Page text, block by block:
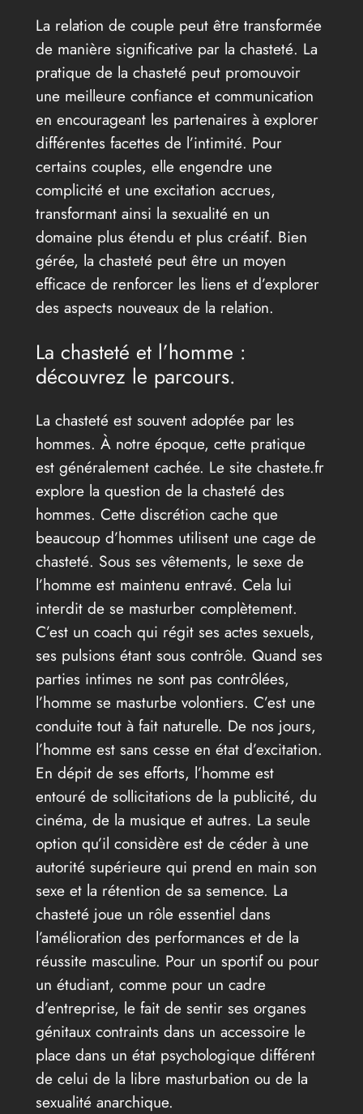
La relation de couple peut être transformée
de manière significative par la chasteté. La
pratique de la chasteté peut promouvoir
une meilleure confiance et communication
en encourageant les partenaires à explorer
différentes facettes de l’intimité. Pour
certains couples, elle engendre une
complicité et une excitation accrues,
transformant ainsi la sexualité en un
domaine plus étendu et plus créatif. Bien
gérée, la chasteté peut être un moyen
efficace de renforcer les liens et d’explorer
des aspects nouveaux de la relation.
La chasteté et l’homme :
découvrez le parcours.
La chasteté est souvent adoptée par les
hommes. À notre époque, cette pratique
est généralement cachée. Le site chastete.fr
explore la question de la chasteté des
hommes. Cette discrétion cache que
beaucoup d’hommes utilisent une cage de
chasteté. Sous ses vêtements, le sexe de
l’homme est maintenu entravé. Cela lui
interdit de se masturber complètement.
C’est un coach qui régit ses actes sexuels,
ses pulsions étant sous contrôle. Quand ses
parties intimes ne sont pas contrôlées,
l’homme se masturbe volontiers. C’est une
conduite tout à fait naturelle. De nos jours,
l’homme est sans cesse en état d’excitation.
En dépit de ses efforts, l’homme est
entouré de sollicitations de la publicité, du
cinéma, de la musique et autres. La seule
option qu’il considère est de céder à une
autorité supérieure qui prend en main son
sexe et la rétention de sa semence. La
chasteté joue un rôle essentiel dans
l’amélioration des performances et de la
réussite masculine. Pour un sportif ou pour
un étudiant, comme pour un cadre
d’entreprise, le fait de sentir ses organes
génitaux contraints dans un accessoire le
place dans un état psychologique différent
de celui de la libre masturbation ou de la
sexualité anarchique.